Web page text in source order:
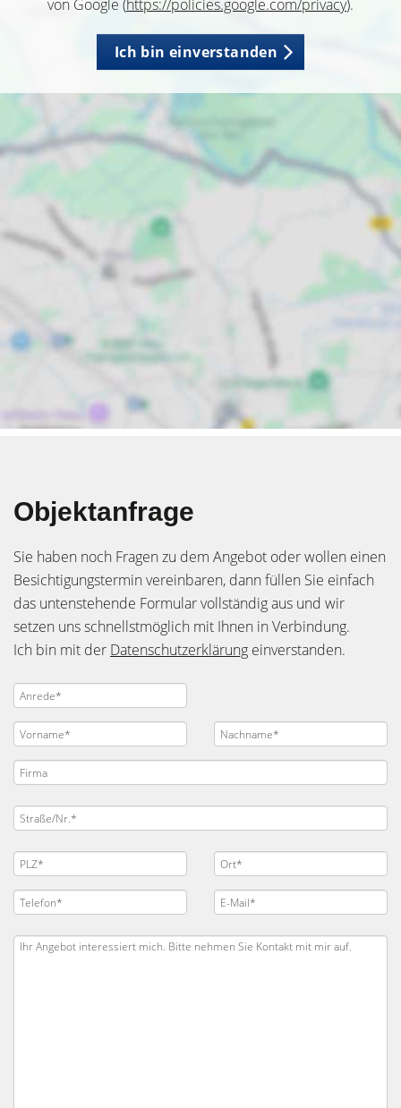
von Google (https://policies.google.com/privacy).
Ich bin einverstanden
Objektanfrage
Sie haben noch Fragen zu dem Angebot oder wollen einen
Besichtigungstermin vereinbaren, dann füllen Sie einfach
das untenstehende Formular vollständig aus und wir
setzen uns schnellstmöglich mit Ihnen in Verbindung.
Ich bin mit der Datenschutzerklärung einverstanden.